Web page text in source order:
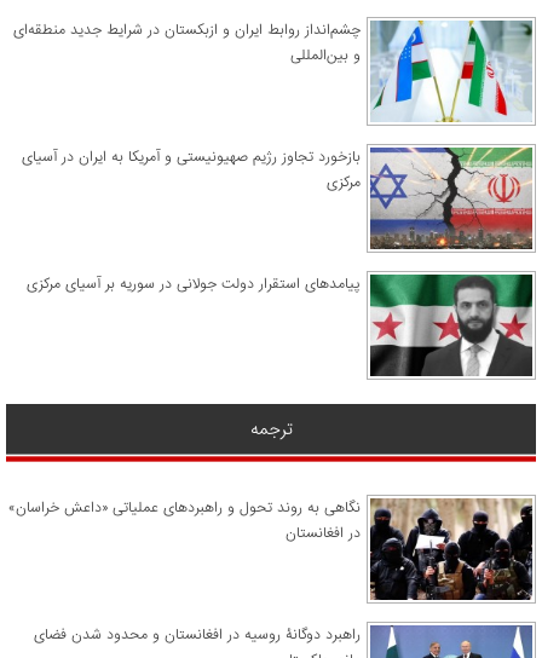
چشم‌انداز روابط ایران و ازبکستان در شرایط جدید منطقه‌ای
و بین‌المللی
​بازخورد تجاوز رژیم صهیونیستی و آمریکا به ایران در آسیای
مرکزی
پیامدهای استقرار دولت جولانی در سوریه بر آسیای مرکزی
ترجمه
نگاهی به روند تحول و راهبردهای عملیاتی «داعش خراسان»
در افغانستان
راهبرد دوگانۀ روسیه در افغانستان و محدود شدن فضای